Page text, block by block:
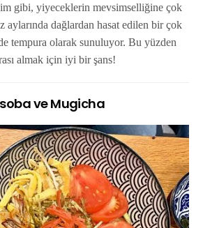
gibi, yiyeceklerin mevsimselliğine çok
aylarında dağlardan hasat edilen bir çok
tempura olarak sunuluyor. Bu yüzden
almak için iyi bir şans!
ve Mugicha